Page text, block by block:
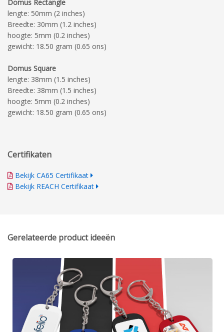
Domus Rectangle
lengte: 50mm (2 inches)
Breedte: 30mm (1.2 inches)
hoogte: 5mm (0.2 inches)
gewicht: 18.50 gram (0.65 ons)
Domus Square
lengte: 38mm (1.5 inches)
Breedte: 38mm (1.5 inches)
hoogte: 5mm (0.2 inches)
gewicht: 18.50 gram (0.65 ons)
Certifikaten
Bekijk CA65 Certifikaat
Bekijk REACH Certifikaat
Gerelateerde product ideeën